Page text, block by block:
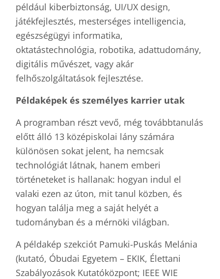
például kiberbiztonság, UI/UX design,
játékfejlesztés, mesterséges intelligencia,
egészségügyi informatika,
oktatástechnológia, robotika, adattudomány,
digitális művészet, vagy akár
felhőszolgáltatások fejlesztése.
Példaképek és személyes karrier utak
A programban részt vevő, még továbbtanulás
előtt álló 13 középiskolai lány számára
különösen sokat jelent, ha nemcsak
technológiát látnak, hanem emberi
történeteket is hallanak: hogyan indul el
valaki ezen az úton, mit tanul közben, és
hogyan találja meg a saját helyét a
tudományban és a mérnöki világban.
A példakép szekciót Pamuki-Puskás Melánia
(kutató, Óbudai Egyetem – EKIK, Élettani
Szabályozások Kutatóközpont; IEEE WIE